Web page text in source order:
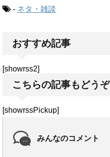
- ネタ・雑談
おすすめ記事
[showrss2]
こちらの記事もどうぞ
[showrssPickup]
みんなのコメント